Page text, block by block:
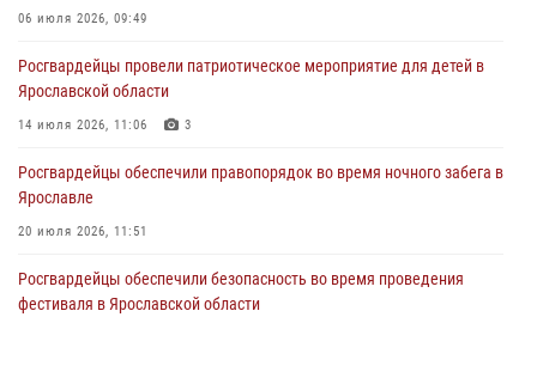
в Ярославской области
27 июля 2026, 07:05
06 июля 2026, 09:49
Росгвардейцы провели патриотическое мероприятие для детей в
Ярославской области
14 июля 2026, 11:06 3
Росгвардейцы обеспечили правопорядок во время ночного забега в
Ярославле
20 июля 2026, 11:51
Росгвардейцы обеспечили безопасность во время проведения
фестиваля в Ярославской области